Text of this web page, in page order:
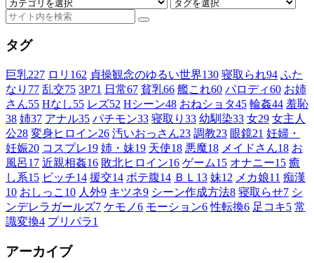
タグ
巨乳227 ロリ 162 貞操観念のゆるい世界130 寝取られ94 ふた
なり 77 乱交75 3P71 日常67 貧乳66 艦これ60 パロディ60 お姉
さん55 Hなし55 レズ52 Hシーン48 おねショタ45 輪姦44 羞恥
38 姉37 アナル35 パチモン33 寝取り 33 幼馴染33 女29 女主人
公28 変身ヒロイン26 汚いおっさん23 調教23 眼鏡21 妊婦・
妊娠20 コスプレ19 姉・妹19 天使18 悪魔18 メイドさん18 お
風呂17 近親相姦16 敗北ヒロイン16 ゲーム15 オナニー15 癒
し系15 ビッチ14 援交14 ボテ腹14 ＢＬ 13 妹12 メカ娘11 痴漢
10 おしっこ 10 人外9 キツネ9 シーン作成方法8 寝取らせ7 シ
ンデレラガールズ7 ケモノ6 モーション6 性転換6 足コキ5 常
識変換4 プリパラ1
アーカイブ